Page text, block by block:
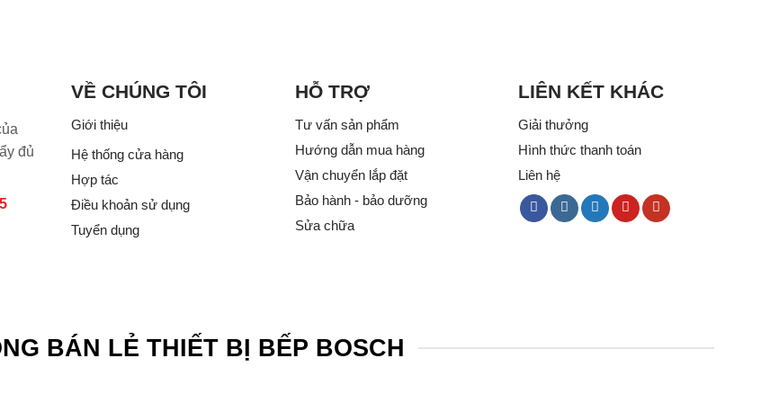
đủ
VỀ CHÚNG TÔI
Giới thiệu
Hệ thống cửa hàng
Hợp tác
Điều khoản sử dụng
Tuyển dụng
HỖ TRỢ
Tư vấn sản phẩm
Hướng dẫn mua hàng
Vận chuyển lắp đặt
Bảo hành - bảo dưỡng
Sửa chữa
LIÊN KẾT KHÁC
Giải thưởng
Hình thức thanh toán
Liên hệ
BÁN LẺ THIẾT BỊ BẾP BOSCH